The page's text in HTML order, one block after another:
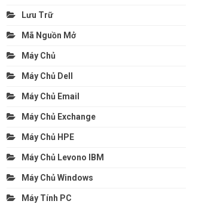
Lưu Trữ
Mã Nguồn Mở
Máy Chủ
Máy Chủ Dell
Máy Chủ Email
Máy Chủ Exchange
Máy Chủ HPE
Máy Chủ Levono IBM
Máy Chủ Windows
Máy Tính PC